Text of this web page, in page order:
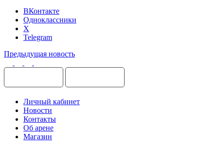
ВКонтакте
Одноклассники
X
Telegram
Предыдущая новость
Личный кабинет
Новости
Контакты
Об арене
Магазин